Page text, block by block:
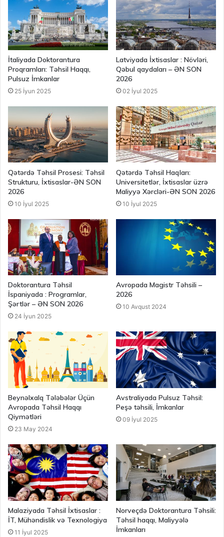
İtaliyada Doktorantura
Proqramları: Təhsil Haqqı,
Pulsuz İmkanlar
25 İyun 2025
Latviyada İxtisaslar : Növləri,
Qəbul qaydaları – ƏN SON
2026
02 İyul 2025
Qətərdə Təhsil Prosesi: Təhsil
Strukturu, İxtisaslar-ƏN SON
2026
10 İyul 2025
Qətərdə Təhsil Haqları:
Universitetlər, İxtisaslar üzrə
Maliyyə Xərcləri-ƏN SON 2026
10 İyul 2025
Doktorantura Təhsil
İspaniyada : Programlar,
Şərtlər – ƏN SON 2026
24 İyun 2025
Avropada Magistr Təhsili –
2026
10 Avqust 2024
Beynəlxalq Tələbələr Üçün
Avropada Təhsil Haqqı
Qiymətləri
23 May 2024
Avstraliyada Pulsuz Təhsil:
Peşə təhsili, İmkanlar
09 İyul 2025
Malaziyada Təhsil İxtisaslar :
İT, Mühəndislik və Texnologiya
11 İyul 2025
Norveçdə Doktorantura Təhsili:
Təhsil haqqı, Maliyyələ
İmkanları